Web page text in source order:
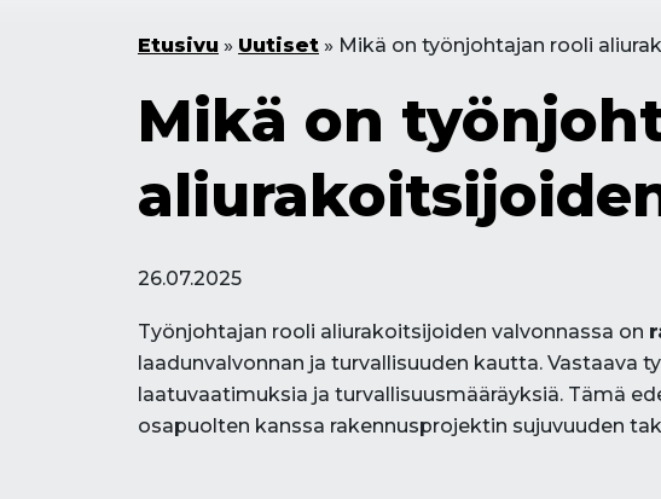
Etusivu » Uutiset » Mikä on työnjohtajan rooli
Mikä on
26.07.2025
Työnjohtajan rooli aliurakoitsijoiden valvonnassa on
laadunvalvonnan ja turvallisuuden kautta.
laatuvaatimuksia ja turvallisuusmääräyksiä. Tämä
osapuolten kanssa rakennusprojektin sujuvuuden